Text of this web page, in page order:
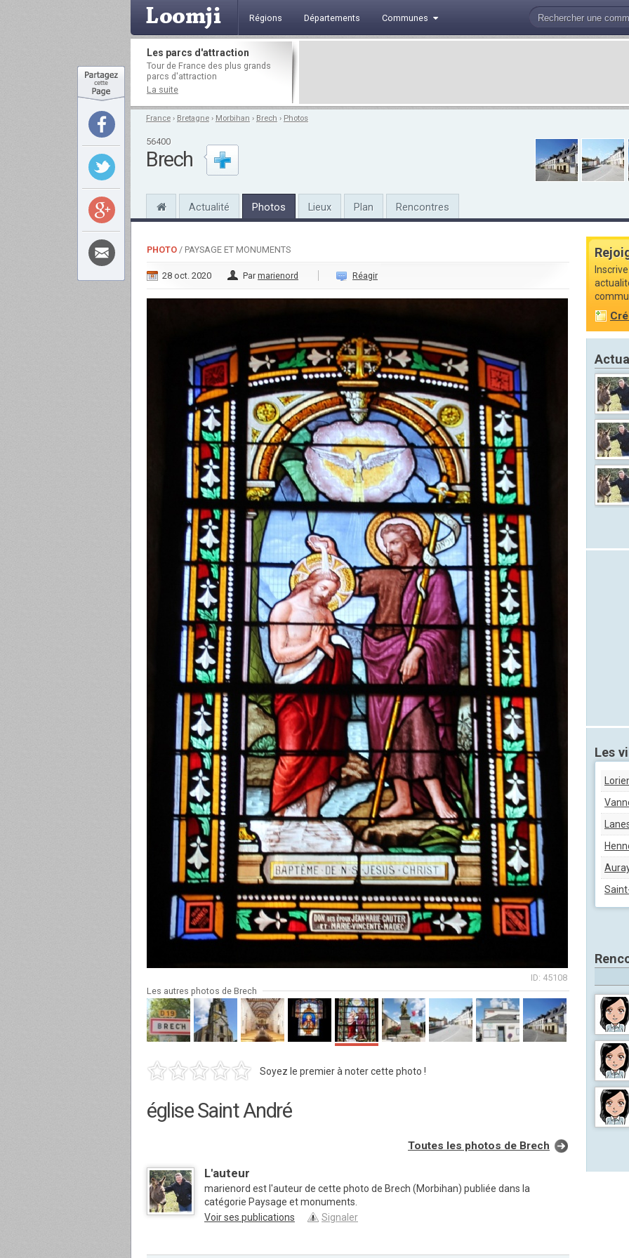
Régions Départements Communes
Les parcs d'attraction
Tour de France des plus grands
parcs d'attraction
La suite
France › Bretagne › Morbihan › Brech › Photos
56400
Brech
Actualité Photos Lieux Plan Rencontres
PHOTO / PAYSAGE ET MONUMENTS
28 oct. 2020 Par marienord Réagir
ID: 45108
Les autres photos de Brech
Soyez le premier à noter cette photo !
église Saint André
Toutes les photos de Brech
L'auteur
marienord est l'auteur de cette photo de Brech (Morbihan) publiée dans la
catégorie Paysage et monuments.
Voir ses publications
Signaler
Les